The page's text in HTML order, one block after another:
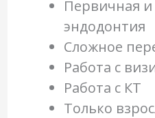
Первичная
эндодонтия
Сложное
Работа с
Работа с КТ
Только